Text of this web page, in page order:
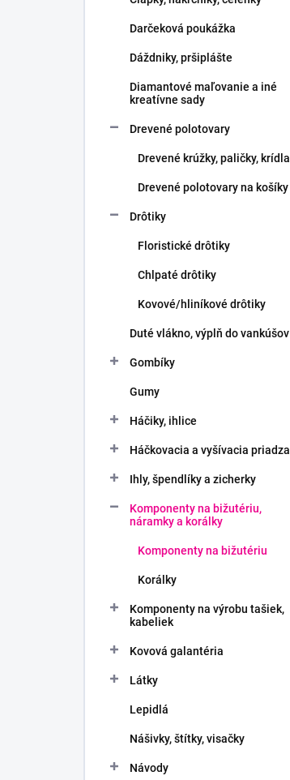
Darčeková poukážka
Dáždniky, pršiplášte
Diamantové maľovanie a iné
kreatívne sady
Drevené polotovary
Drevené krúžky, paličky, krídla
Drevené polotovary na košíky
Drôtiky
Floristické drôtiky
Chlpaté drôtiky
Kovové/hliníkové drôtiky
Duté vlákno, výplň do vankúšov
Gombíky
Gumy
Háčiky, ihlice
Háčkovacia a vyšívacia priadza
Ihly, špendlíky a zicherky
Komponenty na bižutériu,
náramky a korálky
Komponenty na bižutériu
Korálky
Komponenty na výrobu tašiek,
kabeliek
Kovová galantéria
Látky
Lepidlá
Nášivky, štítky, visačky
Návody